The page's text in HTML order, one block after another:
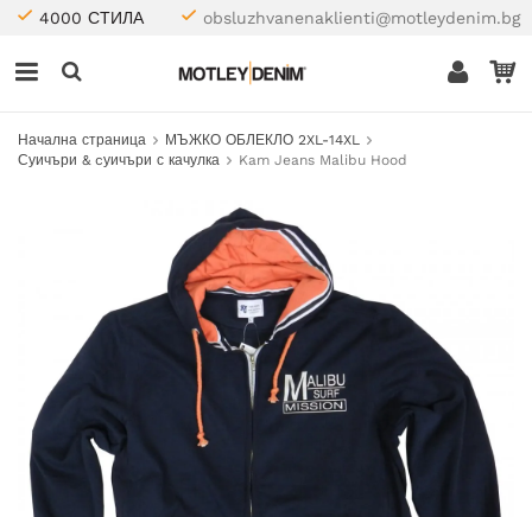
4000 СТИЛА obsluzhvanenaklienti@motleydenim.bg
Начална страница
МЪЖКО ОБЛЕКЛО 2XL-14XL
Суичъри & cуичъри с качулка
Kam Jeans Malibu Hood